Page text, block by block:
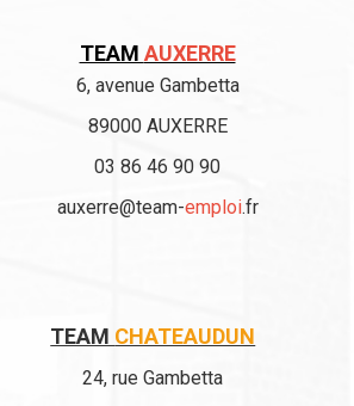
TEAM AUXERRE
6, avenue Gambetta
89000 AUXERRE
03 86 46 90 90
auxerre@team-emploi.fr
TEAM CHATEAUDUN
24, rue Gambetta